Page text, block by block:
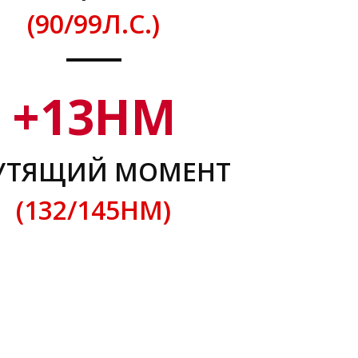
(90/99Л.С.)
+13НМ
МОМЕНТ
(132/145НМ)